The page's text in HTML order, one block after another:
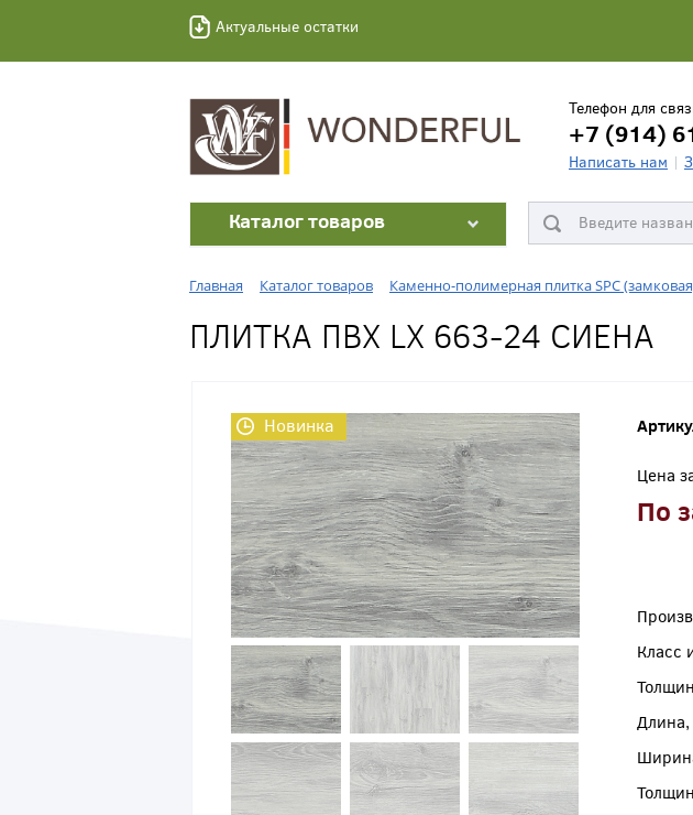
Актуальные остатки
Телефон для
+7 (914)
Написать нам
Каталог товаров
Главная Каталог товаров Каменно-полимерная плитка SPC
ПЛИТКА ПВХ LX 663-24 СИЕНА
Новинка
Цена
По
Класс